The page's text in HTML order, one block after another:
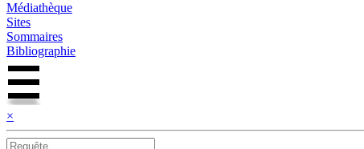
Médiathèque
Sites
Sommaires
Bibliographie
×